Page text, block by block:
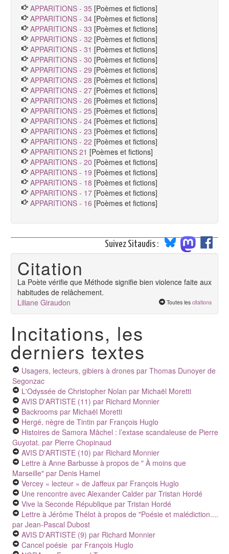
APPARITIONS - 35 [Poèmes et fictions]
APPARITIONS - 34 [Poèmes et fictions]
APPARITIONS - 33 [Poèmes et fictions]
APPARITIONS - 32 [Poèmes et fictions]
APPARITIONS - 31 [Poèmes et fictions]
APPARITIONS - 30 [Poèmes et fictions]
APPARITIONS - 29 [Poèmes et fictions]
APPARITIONS - 28 [Poèmes et fictions]
APPARITIONS - 27 [Poèmes et fictions]
APPARITIONS - 26 [Poèmes et fictions]
APPARITIONS - 25 [Poèmes et fictions]
APPARITIONS - 24 [Poèmes et fictions]
APPARITIONS - 23 [Poèmes et fictions]
APPARITIONS - 22 [Poèmes et fictions]
APPARITIONS 21 [Poèmes et fictions]
APPARITIONS - 20 [Poèmes et fictions]
APPARITIONS - 19 [Poèmes et fictions]
APPARITIONS - 18 [Poèmes et fictions]
APPARITIONS - 17 [Poèmes et fictions]
APPARITIONS - 16 [Poèmes et fictions]
Suivez Sitaudis :
Citation
La Poète vérifie que Méthode signifie bien violence faite aux
habitudes de relâchement.
Liliane Giraudon
Toutes les citations
Incitations, les
derniers textes
Usagers, lecteurs, gibiers à drones par Thomas Dunoyer de
Segonzac
L'Odyssée de Christopher Nolan par Michaël Moretti
AVIS D'ARTISTE (11) par Richard Monnier
Backrooms par Michaël Moretti
Hergé, nègre de Tintin par François Huglo
Histoires de Samora Mâchel : l’extase scandaleuse de Pierre
Guyotat. par Pierre Chopinaud
AVIS D'ARTISTE (10) par Richard Monnier
Lettre à Anne Barbusse à propos de " À moins que
Marseille" par Denis Hamel
Vercey « lecteur » de Jaffeux par François Huglo
Une rencontre avec Alexander Calder par Tristan Hordé
Vive la Seconde République par Tristan Hordé
Lettre à Jérôme Thélot à propos de "Poésie et malédiction....
par Jean-Pascal Dubost
AVIS D'ARTISTE (9) par Richard Monnier
Cancel poésie par François Huglo